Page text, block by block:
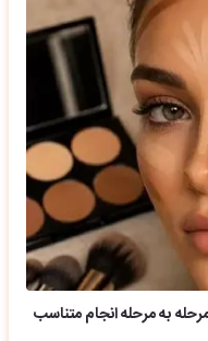
به مرحله انجام متناسب